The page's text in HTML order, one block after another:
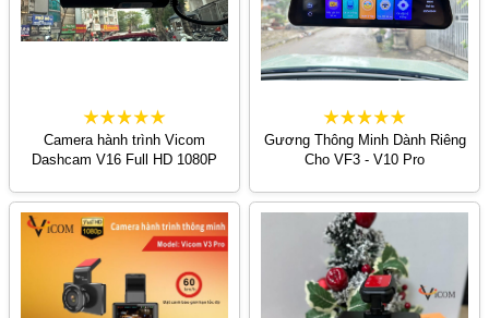
Camera hành trình Vicom
Dashcam V16 Full HD 1080P
Gương Thông Minh Dành Riêng
Cho VF3 - V10 Pro